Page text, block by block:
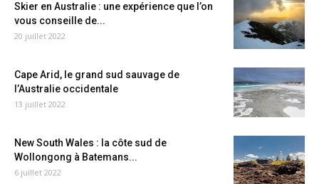
Skier en Australie : une expérience que l’on
vous conseille de...
20 juillet 2022
Cape Arid, le grand sud sauvage de
l’Australie occidentale
13 juillet 2022
New South Wales : la côte sud de
Wollongong à Batemans...
6 juillet 2022